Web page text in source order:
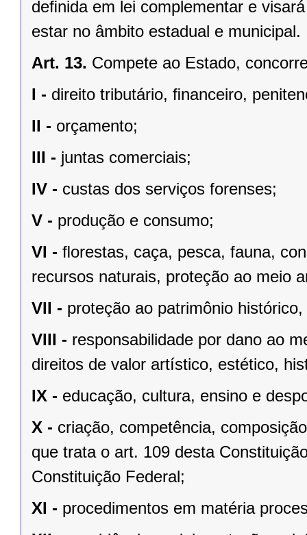
deﬁnida em lei complementar e
estar no âmbito estadual e municipal.
Art. 13. Compete ao Estado,
I - direito tributário, ﬁnanceiro,
II - orçamento;
III - juntas comerciais;
IV - custas dos serviços forenses;
V - produção e consumo;
VI - ﬂorestas, caça, pesca, fauna,
recursos naturais, proteção ao meio
VII - proteção ao patrimônio
VIII - responsabilidade por dano ao
direitos de valor artístico, estético,
IX - educação, cultura, ensino e
X - criação, competência,
que trata o art. 109 desta
Constituição Federal;
XI - procedimentos em matéria